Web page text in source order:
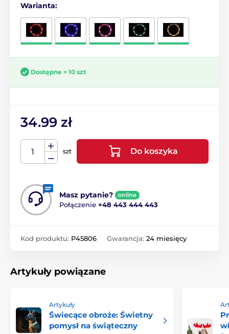
Warianta:
Dostępne > 10 szt
34.99 zł
szt Do koszyka
Masz pytanie? online
Połączenie +48 443 444 443
Kod produktu: P45806 Gwarancja: 24 miesięcy
Artykuły powiązane
Artykuły
Świecące obroże: Świetny
pomysł na świąteczny